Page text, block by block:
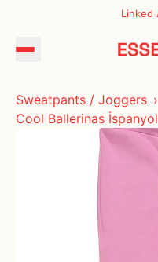
Linked
Sweatpants / Joggers
Cool Ballerinas